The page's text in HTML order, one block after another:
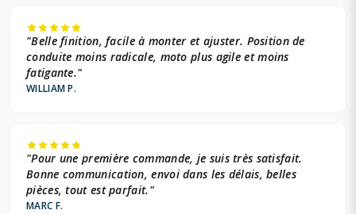
"Belle finition, facile à monter et ajuster. Position de
conduite moins radicale, moto plus agile et moins
fatigante."
WILLIAM P.
"Pour une première commande, je suis très satisfait.
Bonne communication, envoi dans les délais, belles
pièces, tout est parfait."
MARC F.